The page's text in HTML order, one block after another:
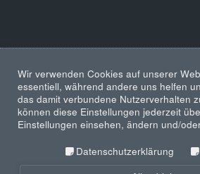
Wir verwenden Cookies auf unserer
essentiell, während andere uns helfen
das damit verbundene Nutzerverhalten
können diese Einstellungen jederzeit
Einstellungen einsehen, ändern und/
Datenschutzerklärung